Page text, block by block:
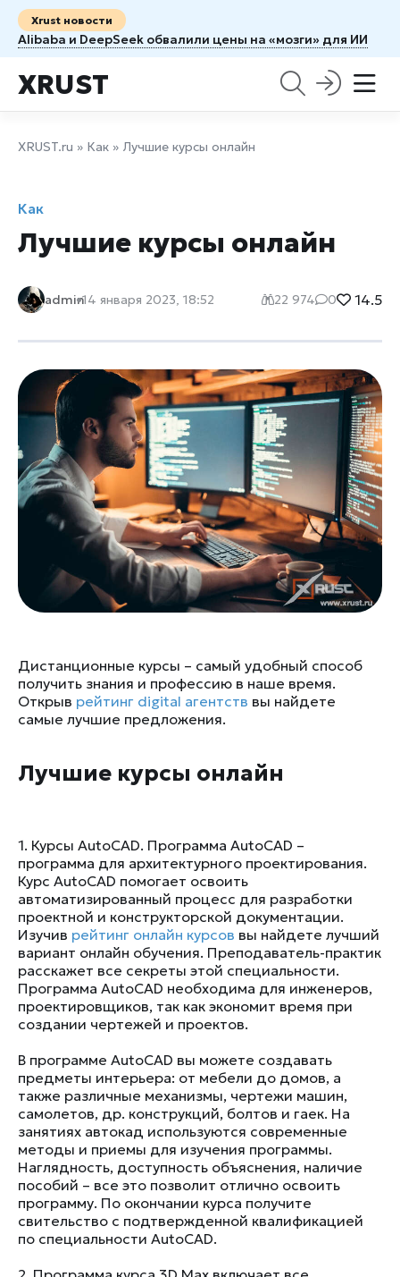
Xrust новости
Alibaba и DeepSeek обвалили цены на «мозги» для ИИ
XRUST
XRUST.ru » Как » Лучшие курсы онлайн
Как
Лучшие курсы онлайн
admin14 января 2023, 18:52 22 974 0 14.5
Дистанционные курсы – самый удобный способ
получить знания и профессию в наше время.
Открыв рейтинг digital агентств вы найдете
самые лучшие предложения.
Лучшие курсы онлайн
1. Курсы AutoCAD. Программа AutoCAD –
программа для архитектурного проектирования.
Курс AutoCAD помогает освоить
автоматизированный процесс для разработки
проектной и конструкторской документации.
Изучив рейтинг онлайн курсов вы найдете лучший
вариант онлайн обучения. Преподаватель-практик
расскажет все секреты этой специальности.
Программа AutoCAD необходима для инженеров,
проектировщиков, так как экономит время при
создании чертежей и проектов.
В программе AutoCAD вы можете создавать
предметы интерьера: от мебели до домов, а
также различные механизмы, чертежи машин,
самолетов, др. конструкций, болтов и гаек. На
занятиях автокад используются современные
методы и приемы для изучения программы.
Наглядность, доступность объяснения, наличие
пособий – все это позволит отлично освоить
программу. По окончании курса получите
свительство с подтвержденной квалификацией
по специальности AutoCAD.